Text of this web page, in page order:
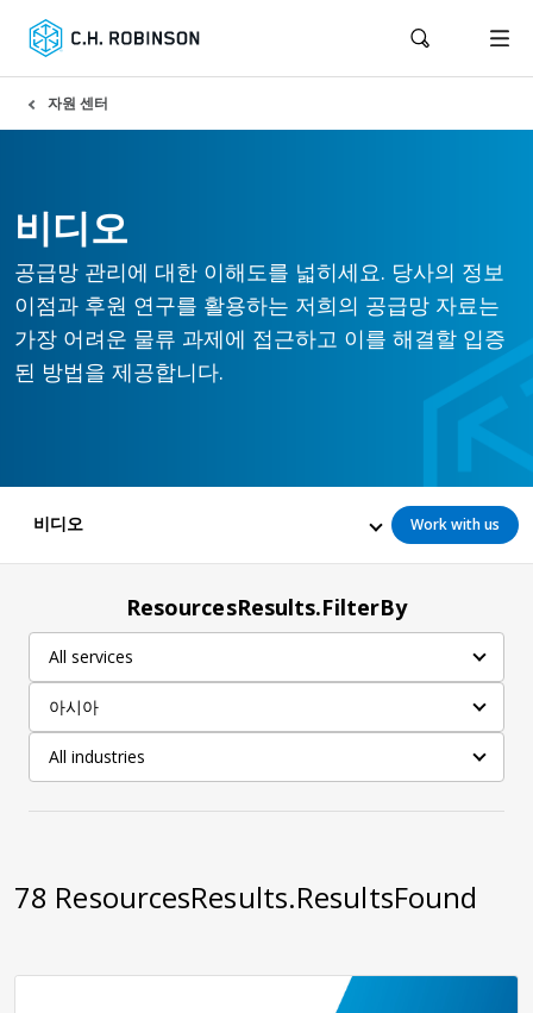
자원 센터
비디오
공급망 관리에 대한 이해도를 넓히세요. 당사의 정보
이점과 후원 연구를 활용하는 저희의 공급망 자료는
가장 어려운 물류 과제에 접근하고 이를 해결할 입증
된 방법을 제공합니다.
비디오 Work with us
ResourcesResults.FilterBy
All services
아시아
All industries
78 ResourcesResults.ResultsFound